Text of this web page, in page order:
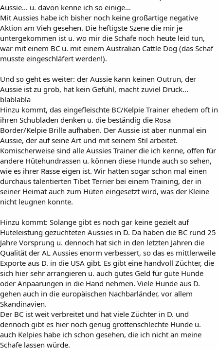
Aussie... u. davon kenne ich so einige...
Mit Aussies habe ich bisher noch keine großartige negative
Aktion am Vieh gesehen. Die heftigste Szene die mir je
untergekommen ist u. wo mir die Schafe noch heute leid tun,
war mit einem BC u. mit einem Australian Cattle Dog (das Schaf
musste eingeschläfert werden!).
Und so geht es weiter: der Aussie kann keinen Outrun, der
Aussie ist zu grob, hat kein Gefühl, macht zuviel Druck...
blablabla
Hinzu kommt, das eingefleischte BC/Kelpie Trainer ehedem oft in
ihren Schubladen denken u. die beständig die Rosa
Border/Kelpie Brille aufhaben. Der Aussie ist aber nunmal ein
Aussie, der auf seine Art und mit seinem Stil arbeitet.
Komischerweise sind alle Aussies Trainer die ich kenne, offen für
andere Hütehundrassen u. können diese Hunde auch so sehen,
wie es ihrer Rasse eigen ist. Wir hatten sogar schon mal einen
durchaus talentierten Tibet Terrier bei einem Training, der in
seiner Heimat auch zum Hüten eingesetzt wird, was der Kleine
nicht leugnen konnte.
Hinzu kommt: Solange gibt es noch gar keine gezielt auf
Hüteleistung gezüchteten Aussies in D. Da haben die BC rund 25
Jahre Vorsprung u. dennoch hat sich in den letzten Jahren die
Qualität der AL Aussies enorm verbessert, so das es mittlerweile
Exporte aus D. in die USA gibt. Es gibt eine handvoll Züchter, die
sich hier sehr arrangieren u. auch gutes Geld für gute Hunde
oder Anpaarungen in die Hand nehmen. Viele Hunde aus D.
gehen auch in die europäischen Nachbarländer, vor allem
Skandinavien.
Der BC ist weit verbreitet und hat viele Züchter in D. und
dennoch gibt es hier noch genug grottenschlechte Hunde u.
auch Kelpies habe ich schon gesehen, die ich nicht an meine
Schafe lassen würde.